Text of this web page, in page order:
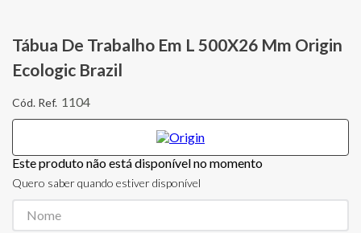
Tábua De Trabalho Em L 500X26 Mm Origin
Ecologic Brazil
1104
Este produto não está disponível no momento
Quero saber quando estiver disponível